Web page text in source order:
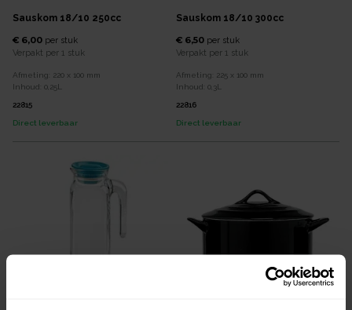
Sauskom 18/10 250cc
€ 6,00 per stuk
Verpakt per 1 stuk
Afmeting: 220 x 100 mm
Inhoud: 0,25L
22815
Direct leverbaar
Sauskom 18/10 300cc
€ 6,50 per stuk
Verpakt per 1 stuk
Afmeting: 225 x 100 mm
Inhoud: 0,3L
22816
Direct leverbaar